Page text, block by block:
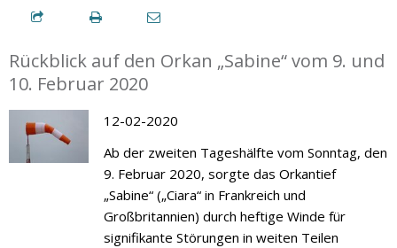
Rückblick auf den Orkan „Sabine“ vom 9. und
10. Februar 2020
12-02-2020
Ab der zweiten Tageshälfte vom Sonntag, den
9. Februar 2020, sorgte das Orkantief
„Sabine“ („Ciara“ in Frankreich und
Großbritannien) durch heftige Winde für
signifikante Störungen in weiten Teilen